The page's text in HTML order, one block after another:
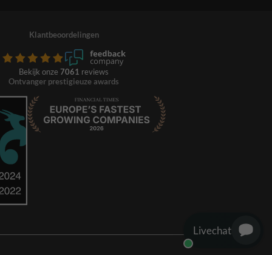
Klantbeoordelingen
Bekijk onze 7061 reviews
Ontvanger prestigieuze awards
Livechat